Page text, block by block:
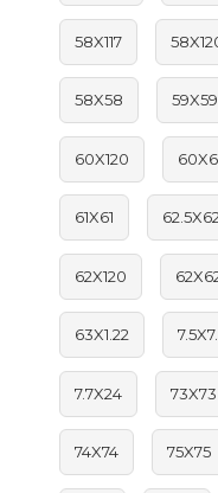
58X117
58X58 59X59
60X120
61X61
62X120
63X1.22
7.7X24 73X73
74X74 75X75